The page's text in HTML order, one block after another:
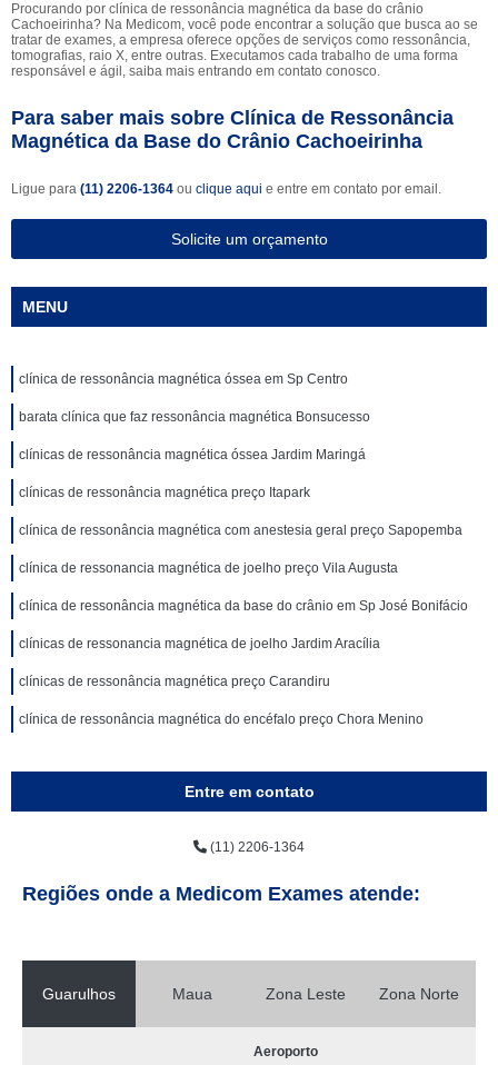
Procurando por clínica de ressonância magnética da base do crânio
Cachoeirinha? Na Medicom, você pode encontrar a solução que busca ao se
tratar de exames, a empresa oferece opções de serviços como ressonância,
tomografias, raio X, entre outras. Executamos cada trabalho de uma forma
responsável e ágil, saiba mais entrando em contato conosco.
Para saber mais sobre Clínica de Ressonância
Magnética da Base do Crânio Cachoeirinha
Ligue para (11) 2206-1364 ou clique aqui e entre em contato por email.
Solicite um orçamento
MENU
clínica de ressonância magnética óssea em Sp Centro
barata clínica que faz ressonância magnética Bonsucesso
clínicas de ressonância magnética óssea Jardim Maringá
clínicas de ressonância magnética preço Itapark
clínica de ressonância magnética com anestesia geral preço Sapopemba
clínica de ressonancia magnética de joelho preço Vila Augusta
clínica de ressonância magnética da base do crânio em Sp José Bonifácio
clínicas de ressonancia magnética de joelho Jardim Aracília
clínicas de ressonância magnética preço Carandiru
clínica de ressonância magnética do encéfalo preço Chora Menino
Entre em contato
(11) 2206-1364
Regiões onde a Medicom Exames atende:
Guarulhos Maua Zona Leste Zona Norte
Aeroporto